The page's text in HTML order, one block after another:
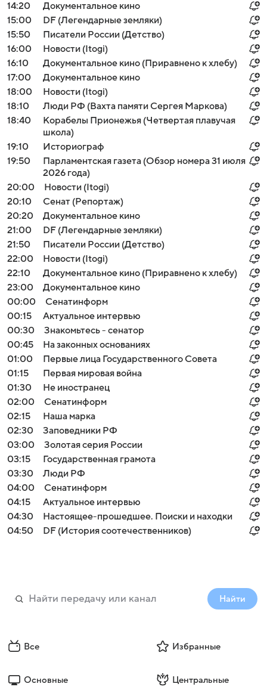
14:20
Документальное кино
15:00
DF (Легендарные земляки)
15:50
Писатели России (Детство)
16:00
Новости (Itogi)
16:10
Документальное кино (Приравнено к хлебу)
17:00
Документальное кино
18:00
Новости (Itogi)
18:10
Люди РФ (Вахта памяти Сергея Маркова)
18:40
Корабелы Прионежья (Четвертая плавучая
школа)
19:10
Историограф
19:50
Парламентская газета (Обзор номера 31 июля
2026 года)
20:00
Новости (Itogi)
20:10
Сенат (Репортаж)
20:20
Документальное кино
21:00
DF (Легендарные земляки)
21:50
Писатели России (Детство)
22:00
Новости (Itogi)
22:10
Документальное кино (Приравнено к хлебу)
23:00
Документальное кино
00:00
Сенатинформ
00:15
Актуальное интервью
00:30
Знакомьтесь - сенатор
00:45
На законных основаниях
01:00
Первые лица Государственного Совета
01:15
Первая мировая война
01:30
Не иностранец
02:00
Сенатинформ
02:15
Наша марка
02:30
Заповедники РФ
03:00
Золотая серия России
03:15
Государственная грамота
03:30
Люди РФ
04:00
Сенатинформ
04:15
Актуальное интервью
04:30
Настоящее-прошедшее. Поиски и находки
04:50
DF (История соотечественников)
Найти
Все Избранные
Основные Центральные